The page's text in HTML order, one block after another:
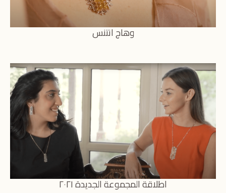
وهاج انتنس
اطلاقة المجموعة الجديدة ٢٠٢١